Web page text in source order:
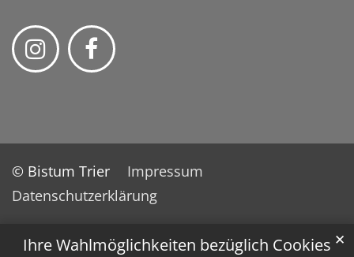
Ihre Wahlmöglichkeiten bezüglich Cookies ✕
© Bistum Trier
Impressum
Datenschutzerklärung